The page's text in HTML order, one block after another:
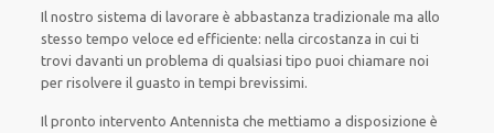
Il nostro sistema di lavorare è abbastanza tradizionale ma allo
stesso tempo veloce ed efficiente: nella circostanza in cuiti
trovi davantiun problema di qualsiasi tipo puoi chiamare noi
perrisolvere ilguasto in tempi brevissimi.
Il pronto intervento Antennistache mettiamo a disposizione è